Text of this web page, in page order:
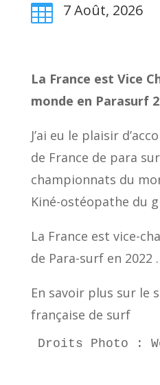
 7 Août, 2026
La France est Vice
monde en Parasurf
J’ai eu le plaisir
de France de para
championnats du
Kiné-ostéopathe du
La France est vice-
de Para-surf en 2022 .
En savoir plus sur le
française de surf
Droits Photo :